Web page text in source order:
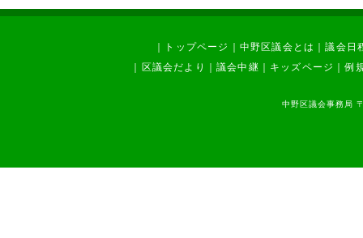
トップページ 中野区議会とは ｜議会日
区議会だより ｜議会中継 キッズページ ｜例
中野区議会事務局